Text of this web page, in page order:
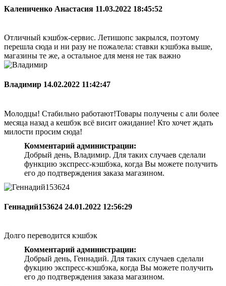
Калениченко Анастасия 11.03.2022 18:45:52
Отличный кэшбэк-сервис. Летишопс закрылся, поэтому
перешла сюда и ни разу не пожалела: ставки кэшбэка выше,
магазины те же, а остальное для меня не так важно
Владимир 14.02.2022 11:42:47
Молодцы! Стабильно работают!Товары получены с али более
месяца назад а кешбэк всё висит ожидание! Кто хочет ждать
милости просим сюда!
Комментарий администрации:
Добрый день, Владимир. Для таких случаев сделали
функцию экспресс-кэшбэка, когда Вы можете получить
его до подтверждения заказа магазином.
Геннадий153624 24.01.2022 12:56:29
Долго переводится кэшбэк
Комментарий администрации:
Добрый день, Геннадий. Для таких случаев сделали
фукцию экспресс-кэшбэка, когда Вы можете получить
его до подтверждения заказа магазином.